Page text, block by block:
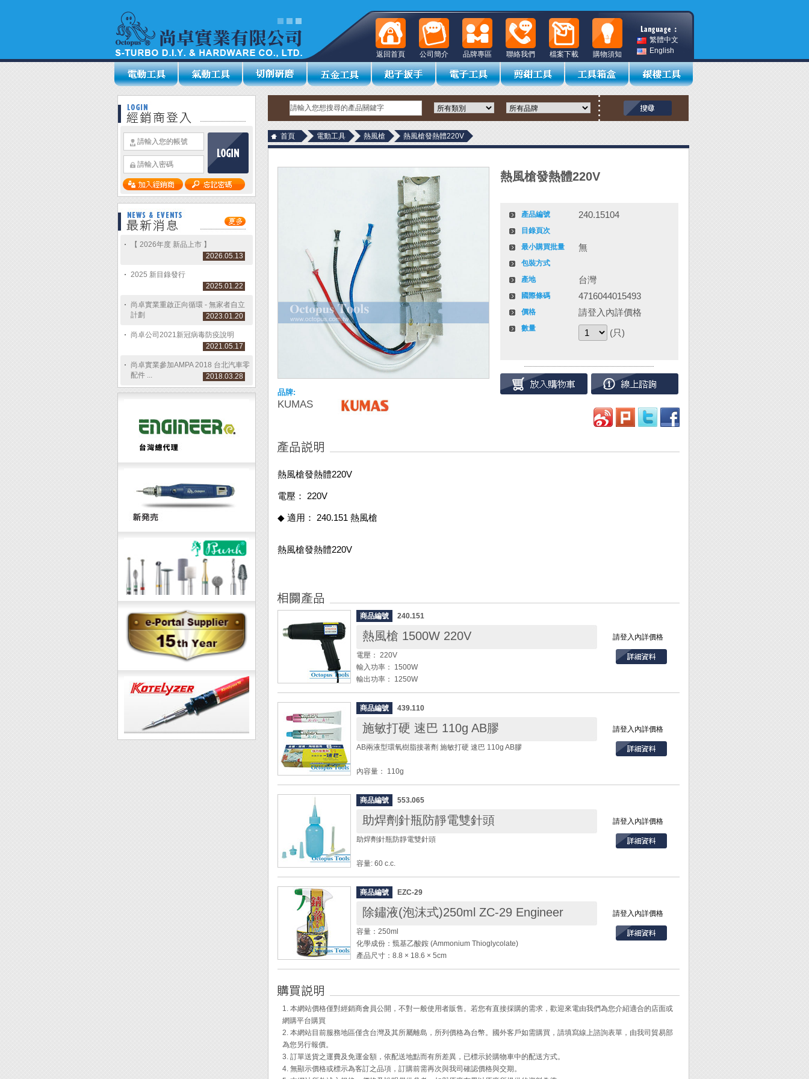
繁體中文
English
購物須知
檔案下載
聯絡我們
品牌專區
公司簡介
返回首頁
【 2026年度 新品上市 】
2026.05.13
2025 新目錄發行
2025.01.22
尚卓實業重啟正向循環 - 無家者自立
計劃
2023.01.20
尚卓公司2021新冠病毒防疫說明
2021.05.17
尚卓實業參加AMPA 2018 台北汽車零
配件 ...
2018.03.28
首頁 電動工具 熱風槍 熱風槍發熱體220V
品牌:
KUMAS
熱風槍發熱體220V
產品編號 240.15104
目錄頁次
最小購買批量
無
包裝方式
產地
台灣
國際條碼 4716044015493
價格 請登入內詳價格
數量 (只)
熱風槍發熱體220V
電壓： 220V
◆ 適用： 240.151 熱風槍
熱風槍發熱體220V
商品編號 240.151
熱風槍 1500W 220V 請登入內詳價格
電壓： 220V
輸入功率： 1500W
輸出功率： 1250W
熱風溫度：第一段315℃
第二段600℃
◆ 用途：鋁箔包裝袋、收縮袋、熱縮套管
產品，防止內部零件脆裂。
商品編號 439.110
施敏打硬 速巴 110g AB膠 請登入內詳價格
AB兩液型環氧樹脂接著劑 施敏打硬 速巴 110g AB膠
內容量： 110g
硬化時間： 6小時
顏 色： 透明
◆ 金屬、玻璃、陶瓷器、硬質塑膠、混凝土、磁磚、木頭等材質，相互間之
商品編號 553.065
助焊劑針瓶防靜電雙針頭 請登入內詳價格
助焊劑針瓶防靜電雙針頭
容量: 60 c.c.
材質: PE
針孔口徑: 0.25㎜ / 0.50㎜ 針頭各1只
◆ 本體為導電塑膠成型，永久防靜電。防靜電材質10^9~10^11Ω/spuare。
◆ 可控制溶劑流量，節省溶劑使用，降低成本。
◆ 可防止氣體揮發，造成人體傷害。
◆ 耐用度高，不需經常更換。
商品編號 EZC-29
除鏽液(泡沫式)250ml ZC-29 Engineer 請登入內詳價格
容量：250ml
化學成份：巰基乙酸銨 (Ammonium Thioglycolate)
產品尺寸：8.8 × 18.6 × 5cm
失!
◆ 特別適合應用於金屬模具整修除鏽，是各工廠及模具維護的好用工具。
[使用方法]：
1. 本網站價格僅對經銷商會員公開，不對一般使用者販售。若您有直接採購的需求，歡迎來電由我們為您介紹適合的店面或
網購平台購買
2. 本網站目前服務地區僅含台灣及其所屬離島，所列價格為台幣。國外客戶如需購買，請填寫線上諮詢表單，由我司貿易部
為您另行報價。
3. 訂單送貨之運費及免運金額，依配送地點而有所差異，已標示於購物車中的配送方式。
4. 無顯示價格或標示為客訂之品項，訂購前需再次與我司確認價格與交期。